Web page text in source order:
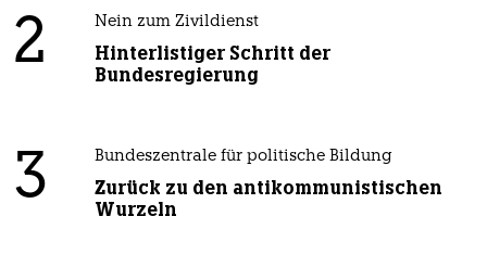
2 Nein zum Zivildienst
Hinterlistiger Schritt der
Bundesregierung
3 Bundeszentrale für politische Bildung
Zurück zu den antikommunistischen
Wurzeln